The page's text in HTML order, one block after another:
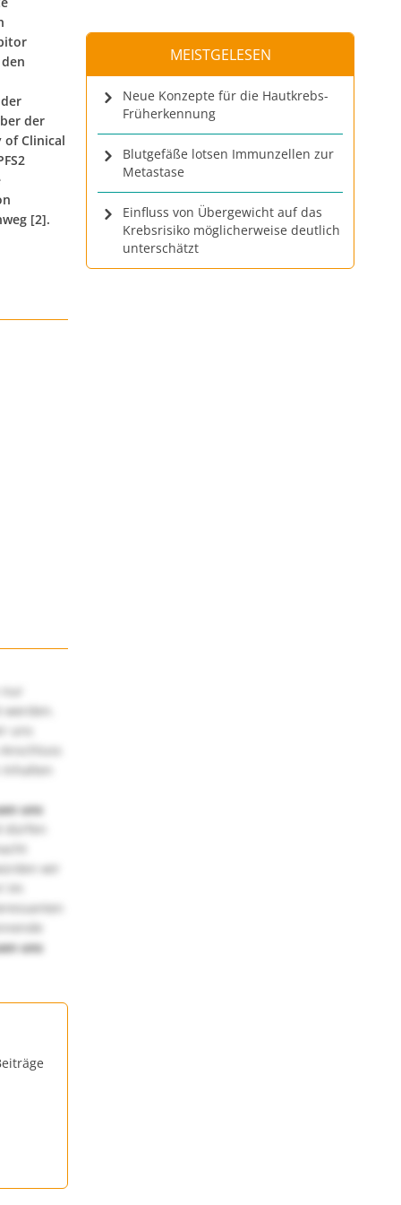
der
of Clinical
[2].
uns
uns
wir
Im
uns
MEISTGELESEN
Neue Konzepte für die Hautkrebs-
Früherkennung
Blutgefäße lotsen Immunzellen zur
Metastase
Einfluss von Übergewicht auf das
Krebsrisiko möglicherweise deutlich
unterschätzt